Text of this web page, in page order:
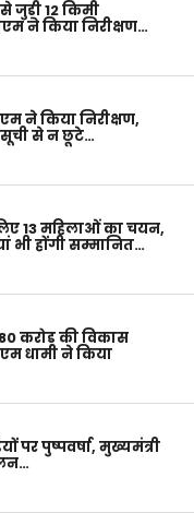
जुड़ी 12 किमी
ने किया निरीक्षण…
ने किया निरीक्षण,
सूची से न छूटे…
13 महिलाओं का चयन,
भी होंगी सम्मानित…
करोड़ की विकास
धामी ने किया
पर पुष्पवर्षा, मुख्यमंत्री